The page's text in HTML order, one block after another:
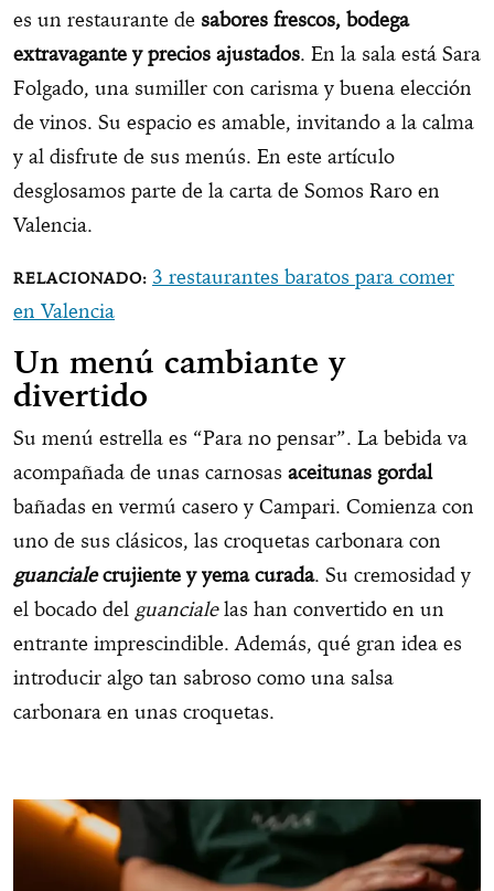
es un restaurante de sabores frescos, bodega
extravagante y precios ajustados. En la sala está Sara
Folgado, una sumiller con carisma y buena elección
de vinos. Su espacio es amable, invitando a la calma
y al disfrute de sus menús. En este artículo
desglosamos parte de la carta de Somos Raro en
Valencia.
3 restaurantes baratos para comer
en Valencia
Un menú cambiante y
divertido
Su menú estrella es “Para no pensar”. La bebida va
acompañada de unas carnosas aceitunas gordal
bañadas en vermú casero y Campari. Comienza con
uno de sus clásicos, las croquetas carbonara con
guancialecrujiente y yema curada. Su cremosidad y
el bocado del guancialelas han convertido en un
entrante imprescindible. Además, qué gran idea es
introducir algo tan sabroso como una salsa
carbonara en unas croquetas.